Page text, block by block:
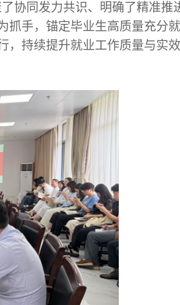
协同发力共识、明确了精准推
抓手，锚定毕业生高质量充分
，持续提升就业工作质量与实